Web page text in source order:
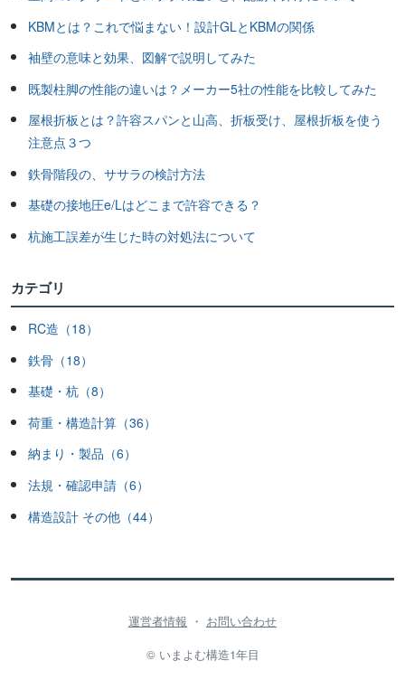
KBMとは？これで悩まない！設計GLとKBMの関係
袖壁の意味と効果、図解で説明してみた
既製柱脚の性能の違いは？メーカー5社の性能を比較してみた
屋根折板とは？許容スパンと山高、折板受け、屋根折板を使う
注意点３つ
鉄骨階段の、ササラの検討方法
基礎の接地圧e/Lはどこまで許容できる？
杭施工誤差が生じた時の対処法について
カテゴリ
RC造（18）
鉄骨（18）
基礎・杭（8）
荷重・構造計算（36）
納まり・製品（6）
法規・確認申請（6）
構造設計 その他（44）
運営者情報 ・ お問い合わせ
© いまよむ構造1年目